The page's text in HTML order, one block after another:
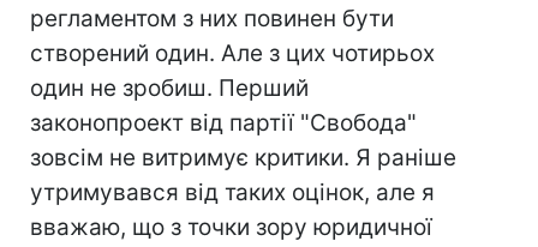
регламентом з них повинен бути
створений один. Але з цих чотирьох
один не зробиш. Перший
законопроект від партії "Свобода"
зовсім не витримує критики. Я раніше
утримувався від таких оцінок, але я
вважаю, що з точки зору юридичної